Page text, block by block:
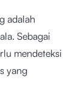
adalah
Sebagai
mendeteksi
yang